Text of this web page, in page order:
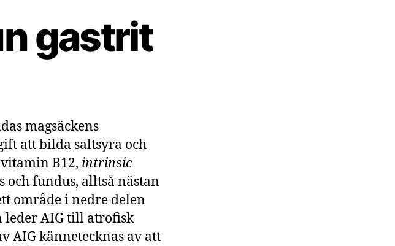
gastrit
magsäckens
att bilda saltsyra och
B12, intrinsic
och fundus, alltså nästan
område i nedre delen
leder AIG till atrofisk
AIG kännetecknas av att